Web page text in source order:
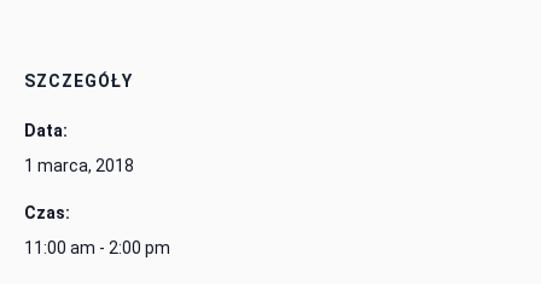
SZCZEGÓŁY
Data:
1 marca, 2018
Czas:
11:00 am - 2:00 pm